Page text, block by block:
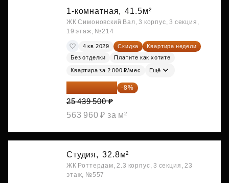
1-комнатная, 41.5м²
ЖК Симоновский Вал, 3 корпус, 3 секция,
19 этаж, №214
4 кв 2029 Скидка
Квартира недели
Без отделки
Платите как хотите
Квартира за 2 000 ₽/мес Ещё
23 404 340 ₽ -8%
25 439 500 ₽
563 960 ₽ за м²
Студия, 32.8м²
ЖК Роттердам, 2.3 корпус, 3 секция, 23
этаж, №557